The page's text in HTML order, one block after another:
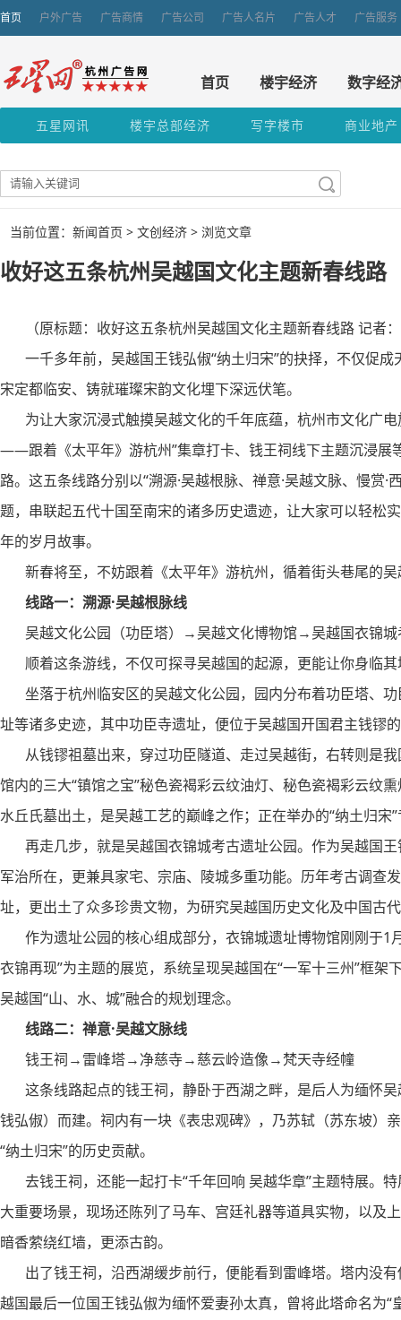
首页 户外广告 广告商情 广告公司 广告人名片 广告人才 广告服务
首页 楼宇经济 数字经
五星网讯 楼宇总部经济 写字楼市 商业地产
当前位置：新闻首页 > 文创经济 > 浏览文章
收好这五条杭州吴越国文化主题新春线路
（原标题：收好这五条杭州吴越国文化主题新春线路 记者
一千多年前，吴越国王钱弘俶“纳土归宋”的抉择，不仅促成
宋定都临安、铸就璀璨宋韵文化埋下深远伏笔。
为让大家沉浸式触摸吴越文化的千年底蕴，杭州市文化广电
——跟着《太平年》游杭州”集章打卡、钱王祠线下主题沉浸展
路。这五条线路分别以“溯源·吴越根脉、禅意·吴越文脉、慢赏
题，串联起五代十国至南宋的诸多历史遗迹，让大家可以轻松
年的岁月故事。
新春将至，不妨跟着《太平年》游杭州，循着街头巷尾的吴
线路一：溯源·吴越根脉线
吴越文化公园（功臣塔）→吴越文化博物馆→吴越国衣锦城
顺着这条游线，不仅可探寻吴越国的起源，更能让你身临其
坐落于杭州临安区的吴越文化公园，园内分布着功臣塔、
址等诸多史迹，其中功臣寺遗址，便位于吴越国开国君主钱镠
从钱镠祖墓出来，穿过功臣隧道、走过吴越街，右转则是
馆内的三大“镇馆之宝”秘色瓷褐彩云纹油灯、秘色瓷褐彩云纹
水丘氏墓出土，是吴越工艺的巅峰之作；正在举办的“纳土归宋
再走几步，就是吴越国衣锦城考古遗址公园。作为吴越国
军治所在，更兼具家宅、宗庙、陵城多重功能。历年考古调查
址，更出土了众多珍贵文物，为研究吴越国历史文化及中国古
作为遗址公园的核心组成部分，衣锦城遗址博物馆刚刚于1
衣锦再现”为主题的展览，系统呈现吴越国在“一军十三州”框
吴越国“山、水、城”融合的规划理念。
线路二：禅意·吴越文脉线
钱王祠→雷峰塔→净慈寺→慈云岭造像→梵天寺经幢
这条线路起点的钱王祠，静卧于西湖之畔，是后人为缅怀
钱弘俶）而建。祠内有一块《表忠观碑》，乃苏轼（苏东坡）
“纳土归宋”的历史贡献。
去钱王祠，还能一起打卡“千年回响 吴越华章”主题特展。特
大重要场景，现场还陈列了马车、宫廷礼器等道具实物，以及
暗香萦绕红墙，更添古韵。
出了钱王祠，沿西湖缓步前行，便能看到雷峰塔。塔内没
越国最后一位国王钱弘俶为缅怀爱妻孙太真，曾将此塔命名为